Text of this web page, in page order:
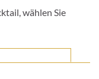
wählen Sie